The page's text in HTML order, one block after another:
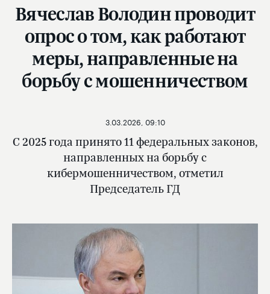
Вячеслав Володин проводит
опрос о том, как работают
меры, направленные на
борьбу с мошенничеством
С 2025 года принято 11 федеральных законов,
направленных на борьбу с
кибермошенничеством, отметил
Председатель ГД
3.03.2026, 09:10